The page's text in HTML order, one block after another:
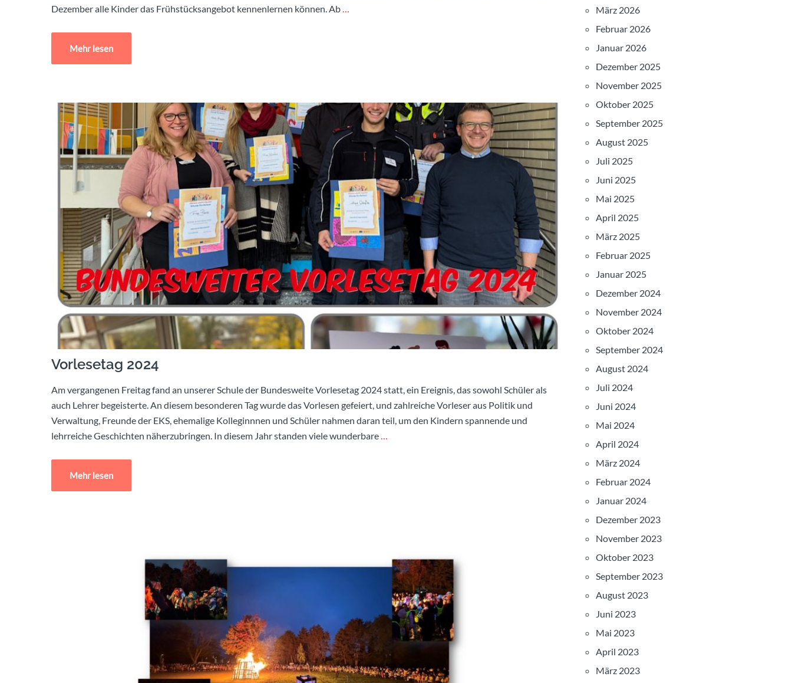
Dezember alle Kinder das Frühstücksangebot kennenlernen können. Ab…
Mehr lesen
Vorlesetag 2024
Am vergangenen Freitag fand an unserer Schule der Bundesweite Vorlesetag 2024 statt, ein Ereignis, das sowohl Schüler als
auch Lehrer begeisterte. An diesem besonderen Tag wurde das Vorlesen gefeiert, und zahlreiche Vorleser aus Politik und
Verwaltung, Freunde der EKS, ehemalige Kolleginnnen und Schüler nahmen daran teil, um den Kindern spannende und
lehrreiche Geschichten näherzubringen. In diesem Jahr standen viele wunderbare…
Mehr lesen
März 2026
Februar 2026
Januar 2026
Dezember 2025
November 2025
Oktober 2025
September 2025
August 2025
Juli 2025
Juni 2025
Mai 2025
April 2025
März 2025
Februar 2025
Januar 2025
Dezember 2024
November 2024
Oktober 2024
September 2024
August 2024
Juli 2024
Juni 2024
Mai 2024
April 2024
März 2024
Februar 2024
Januar 2024
Dezember 2023
November 2023
Oktober 2023
September 2023
August 2023
Juni 2023
Mai 2023
April 2023
März 2023